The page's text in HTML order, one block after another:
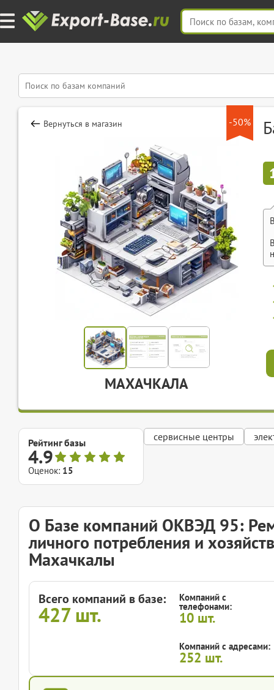
-50%
Вернуться в магазин
МАХАЧКАЛА
Рейтинг базы
4.9
Оценок: 15
сервисные центры
О Базе компаний ОКВЭД 95:
личного потребления и
Махачкалы
Всего компаний в базе:
427шт.
Компаний с
телефонами:
10 шт.
Компаний с адресами:
252 шт.